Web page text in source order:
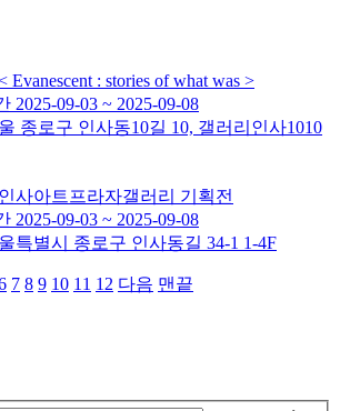
Evanescent : stories of what was >
2025-09-03 ~ 2025-09-08
종로구 인사동10길 10, 갤러리인사1010
인사아트프라자갤러리 기획전
2025-09-03 ~ 2025-09-08
특별시 종로구 인사동길 34-1 1-4F
7 8 9 10 11 12 다음 맨끝